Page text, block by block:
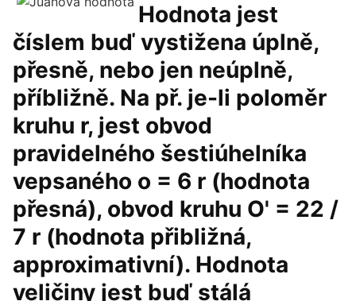
Hodnota jest
číslem buď vystižena úplně,
přesně, nebo jen neúplně,
příbližně. Na př. je-li poloměr
kruhu r, jest obvod
pravidelného šestiúhelníka
vepsaného o = 6 r (hodnota
přesná), obvod kruhu O' = 22 /
7 r (hodnota přibližná,
approximativní). Hodnota
veličiny jest buď stálá